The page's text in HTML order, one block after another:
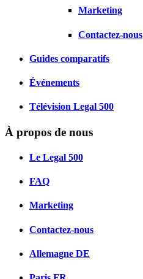
Marketing
Contactez-nous
Guides comparatifs
Événements
Télévision Legal 500
À propos de nous
Le Legal 500
FAQ
Marketing
Contactez-nous
Allemagne DE